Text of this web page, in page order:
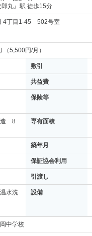
丸』駅 徒歩15分
4丁目1-45 502号室
5,500円/月）
敷引
共益費
保険等
造 8
専有面積
築年月
保証協会利用
引渡し
水洗
設備
中学校